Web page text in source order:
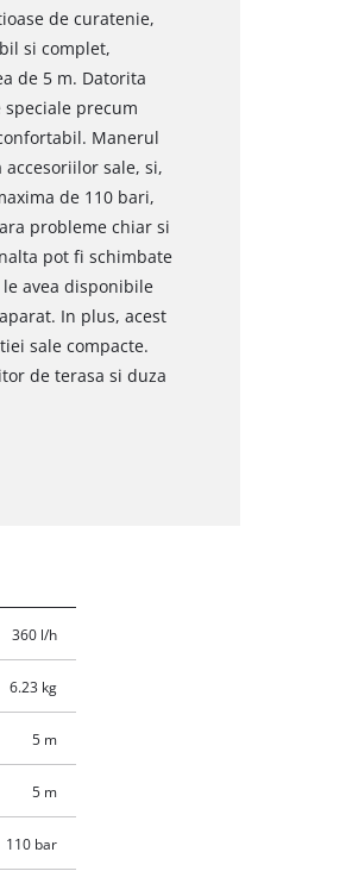
de curatenie,
si complet,
de 5 m. Datorita
precum
Manerul
sale, si,
de 110 bari,
probleme chiar si
pot fi schimbate
avea disponibile
In plus, acest
sale compacte.
de terasa si duza
360 l/h
6.23 kg
5 m
5 m
110 bar